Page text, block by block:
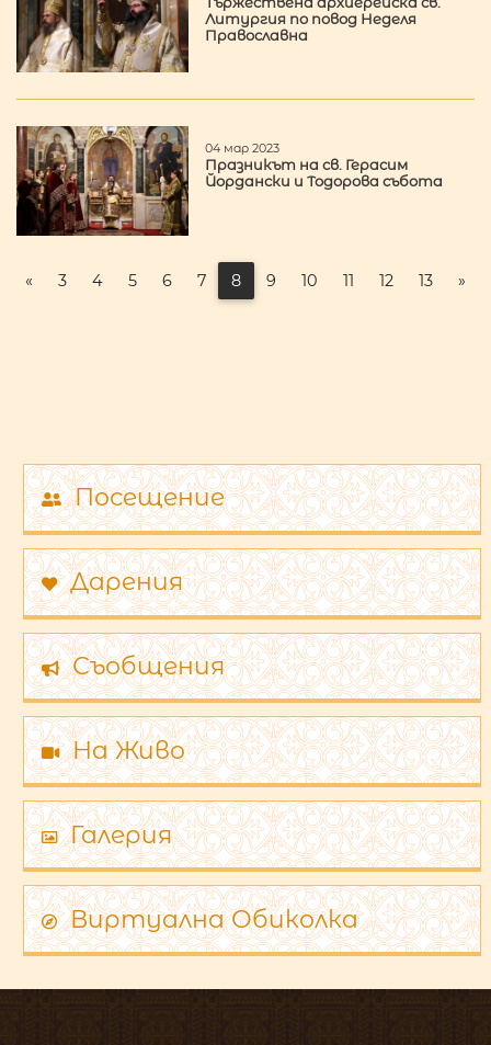
Литургия по повод Неделя
Православна
04 мар 2023
Празникът на св. Герасим
Йордански и Тодорова събота
« 3 4 5 6 7 8 9 10 11 12 13 »
Посещение
Дарения
Съобщения
На Живо
Галерия
Виртуална Обиколка